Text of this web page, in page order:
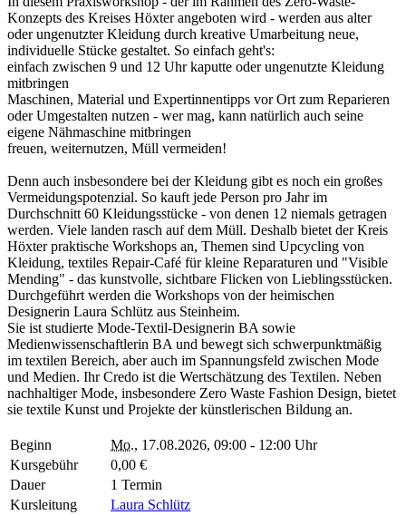
Konzepts des Kreises Höxter angeboten wird - werden aus alter
oder ungenutzter Kleidung durch kreative Umarbeitung neue,
individuelle Stücke gestaltet. So einfach geht's:
einfach zwischen 9 und 12 Uhr kaputte oder ungenutzte Kleidung
mitbringen
Maschinen, Material und Expertinnentipps vor Ort zum Reparieren
oder Umgestalten nutzen - wer mag, kann natürlich auch seine
eigene Nähmaschine mitbringen
freuen, weiternutzen, Müll vermeiden!
Denn auch insbesondere bei der Kleidung gibt es noch ein großes
Vermeidungspotenzial. So kauft jede Person pro Jahr im
Durchschnitt 60 Kleidungsstücke - von denen 12 niemals getragen
werden. Viele landen rasch auf dem Müll. Deshalb bietet der Kreis
Höxter praktische Workshops an, Themen sind Upcycling von
Kleidung, textiles Repair-Café für kleine Reparaturen und "Visible
Mending" - das kunstvolle, sichtbare Flicken von Lieblingsstücken.
Durchgeführt werden die Workshops von der heimischen
Designerin Laura Schlütz aus Steinheim.
Sie ist studierte Mode-Textil-Designerin BA sowie
Medienwissenschaftlerin BA und bewegt sich schwerpunktmäßig
im textilen Bereich, aber auch im Spannungsfeld zwischen Mode
und Medien. Ihr Credo ist die Wertschätzung des Textilen. Neben
nachhaltiger Mode, insbesondere Zero Waste Fashion Design, bietet
sie textile Kunst und Projekte der künstlerischen Bildung an.
Beginn Mo., 17.08.2026, 09:00 - 12:00 Uhr
Kursgebühr
0,00 €
Dauer
1 Termin
Kursleitung
Laura Schlütz